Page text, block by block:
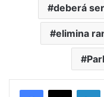
deberá
elimina